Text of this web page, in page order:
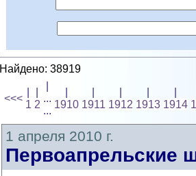
Найдено: 38919
<<<
1 2
...
...
1910 1911 1912 1913 1914
1 апреля 2010 г.
Первоапрельские